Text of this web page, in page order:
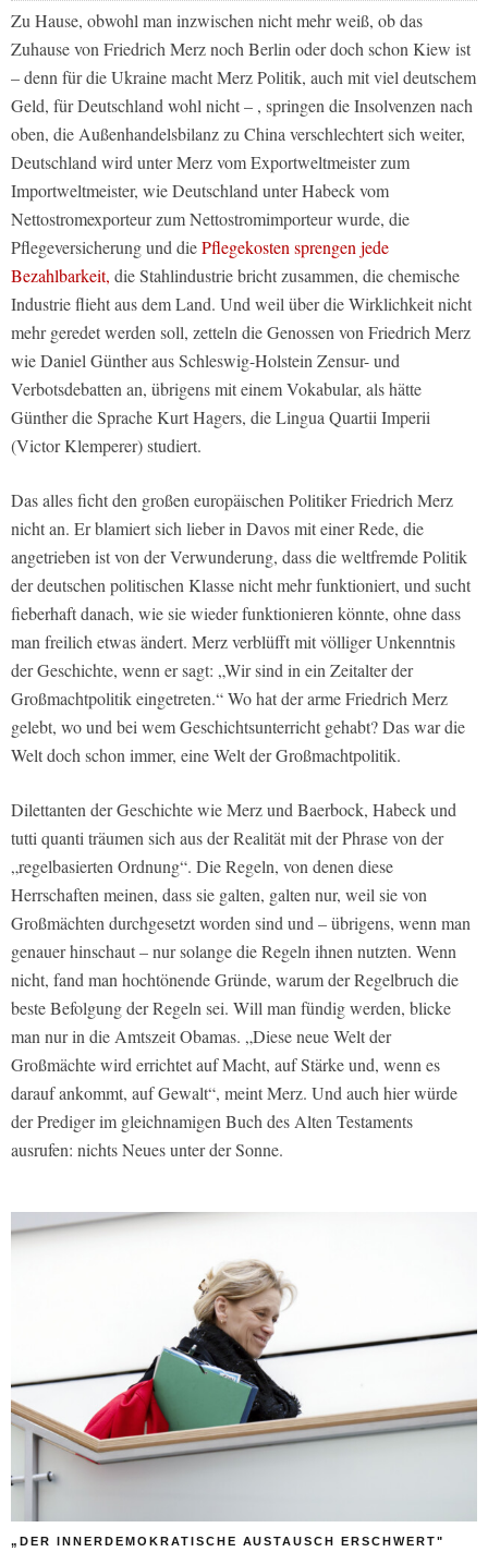
Zu Hause, obwohl man inzwischen nicht mehr weiß, ob das
Zuhause von Friedrich Merz noch Berlin oder doch schon Kiew ist
– denn für die Ukraine macht Merz Politik, auch mit viel deutschem
Geld, für Deutschland wohl nicht – , springen die Insolvenzen nach
oben, die Außenhandelsbilanz zu China verschlechtert sich weiter,
Deutschland wird unter Merz vom Exportweltmeister zum
Importweltmeister, wie Deutschland unter Habeck vom
Nettostromexporteur zum Nettostromimporteur wurde, die
Pflegeversicherung und diePflegekosten sprengen jede
Bezahlbarkeit, die Stahlindustrie bricht zusammen, die chemische
Industrie flieht aus dem Land. Und weil über die Wirklichkeit nicht
mehr geredet werden soll, zetteln die Genossen von Friedrich Merz
wie Daniel Günther aus Schleswig-Holstein Zensur- und
Verbotsdebatten an, übrigens mit einem Vokabular, als hätte
Günther die Sprache Kurt Hagers, die Lingua Quartii Imperii
(Victor Klemperer) studiert.
Das alles ficht den großen europäischen Politiker Friedrich Merz
nicht an. Er blamiert sich lieber in Davos mit einer Rede, die
angetrieben ist von der Verwunderung, dass die weltfremde Politik
der deutschen politischen Klasse nicht mehr funktioniert, und sucht
fieberhaft danach, wie sie wieder funktionieren könnte, ohne dass
man freilich etwas ändert. Merz verblüfft mit völliger Unkenntnis
der Geschichte, wenn er sagt: „Wir sind in ein Zeitalter der
Großmachtpolitik eingetreten.“ Wo hat der arme Friedrich Merz
gelebt, wo und bei wem Geschichtsunterricht gehabt? Das war die
Welt doch schon immer, eine Welt der Großmachtpolitik.
Dilettanten der Geschichte wie Merz und Baerbock, Habeck und
tutti quanti träumen sich aus der Realität mit der Phrase von der
„regelbasierten Ordnung“. Die Regeln, von denen diese
Herrschaften meinen, dass sie galten, galten nur, weil sie von
Großmächten durchgesetzt worden sind und – übrigens, wenn man
genauer hinschaut – nur solange die Regeln ihnen nutzten. Wenn
nicht, fand man hochtönende Gründe, warum der Regelbruch die
beste Befolgung der Regeln sei. Will man fündig werden, blicke
man nur in die Amtszeit Obamas. „Diese neue Welt der
Großmächte wird errichtet auf Macht, auf Stärke und, wenn es
darauf ankommt, auf Gewalt“, meint Merz. Und auch hier würde
der Prediger im gleichnamigen Buch des Alten Testaments
ausrufen: nichts Neues unter der Sonne.
„DER INNERDEMOKRATISCHE AUSTAUSCH ERSCHWERT"